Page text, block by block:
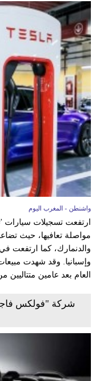
واشنطن - المغرب اليوم
ارتفعت تسجيلات سيارات
مواصلة تعافيها، حيث
والدنمارك، كما ارتفعت
وإسبانيا. وقد شهدت مبيعات
العام بعد عامين متتاليين
شركة "فولكس